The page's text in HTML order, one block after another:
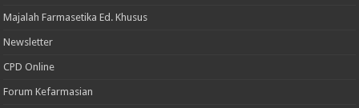
Majalah Farmasetika Ed. Khusus
Newsletter
CPD Online
Forum Kefarmasian